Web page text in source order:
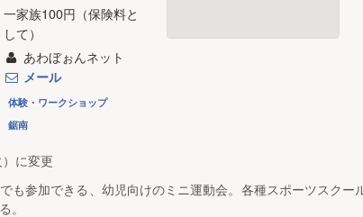
一家族100円（保険料と
して）
あわぼぉんネット
メール
体験・ワークショップ
鋸南
に変更
も参加できる、幼児向けのミニ運動会。各種スポーツスクー
。